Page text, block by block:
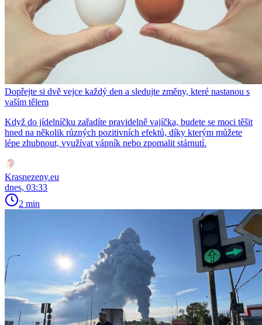
Dopřejte si dvě vejce každý den a sledujte změny, které nastanou s
vaším tělem
Když do jídelníčku zařadíte pravidelně vajíčka, budete se moci těšit
hned na několik různých pozitivních efektů, díky kterým můžete
lépe zhubnout, využívat vápník nebo zpomalit stárnutí.
Krasnezeny.eu
dnes, 03:33
2 min